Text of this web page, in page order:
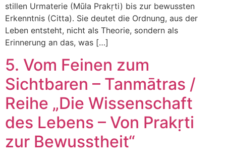
stillen Urmaterie (Mūla Prakṛti) bis zur bewussten
Erkenntnis (Citta). Sie deutet die Ordnung, aus der
Leben entsteht, nicht als Theorie, sondern als
Erinnerung an das, was […]
5. Vom Feinen zum
Sichtbaren – Tanmātras /
Reihe „Die Wissenschaft
des Lebens – Von Prakṛti
zur Bewusstheit“